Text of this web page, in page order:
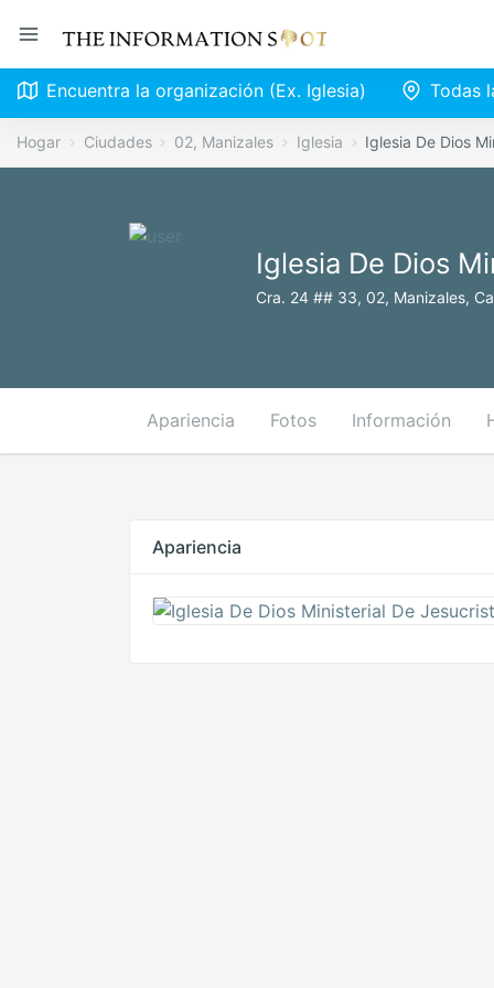
Encuentra la organización (Ex. Iglesia) Todas
Hogar Ciudades 02, Manizales Iglesia Iglesia De Dios
Iglesia De Dios
Cra. 24 ## 33, 02, Manizales,
Apariencia Fotos Información
Apariencia